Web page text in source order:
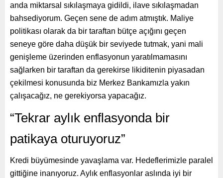
anda miktarsal sıkılaşmaya gidildi, ilave sıkılaşmadan
bahsediyorum. Geçen sene de adım atmıştık. Maliye
politikası olarak da bir taraftan bütçe açığını geçen
seneye göre daha düşük bir seviyede tutmak, yani mali
genişleme üzerinden enflasyonun yaratılmamasını
sağlarken bir taraftan da gerekirse likiditenin piyasadan
çekilmesi konusunda biz Merkez Bankamızla yakın
çalışacağız, ne gerekiyorsa yapacağız.
“Tekrar aylık enflasyonda bir
patikaya oturuyoruz”
Kredi büyümesinde yavaşlama var. Hedeflerimizle paralel
gittiğine inanıyoruz. Aylık enflasyonlar aslında iyi bir